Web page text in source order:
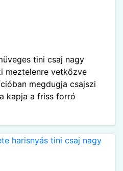
tini csaj nagy
meztelenre vetkőzve
megdugja csajszi
kapja a friss forró